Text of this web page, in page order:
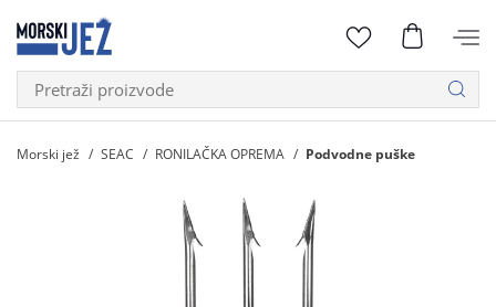
Morski jež SEAC RONILAČKA OPREMA Podvodne puške